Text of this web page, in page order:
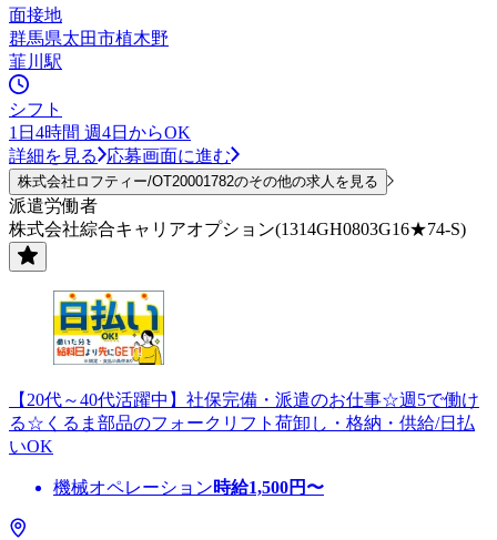
面接地
群馬県太田市植木野
韮川駅
シフト
1日4時間 週4日からOK
詳細を見る
応募画面に進む
株式会社ロフティー/OT20001782のその他の求人を見る
派遣労働者
株式会社綜合キャリアオプション(1314GH0803G16★74-S)
【20代～40代活躍中】社保完備・派遣のお仕事☆週5で働け
る☆くるま部品のフォークリフト荷卸し・格納・供給/日払
いOK
機械オペレーション時給1,500円〜